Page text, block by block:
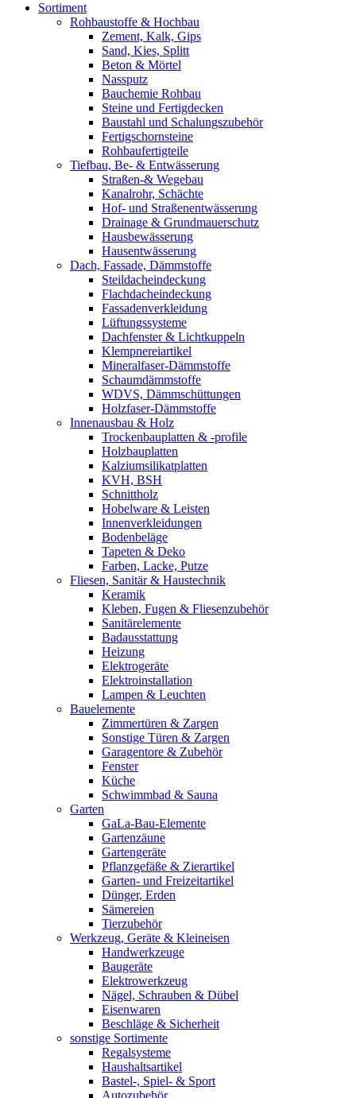
Sortiment
Rohbaustoffe & Hochbau
Zement, Kalk, Gips
Sand, Kies, Splitt
Beton & Mörtel
Nassputz
Bauchemie Rohbau
Steine und Fertigdecken
Baustahl und Schalungszubehör
Fertigschornsteine
Rohbaufertigteile
Tiefbau, Be- & Entwässerung
Straßen-& Wegebau
Kanalrohr, Schächte
Hof- und Straßenentwässerung
Drainage & Grundmauerschutz
Hausbewässerung
Hausentwässerung
Dach, Fassade, Dämmstoffe
Steildacheindeckung
Flachdacheindeckung
Fassadenverkleidung
Lüftungssysteme
Dachfenster & Lichtkuppeln
Klempnereiartikel
Mineralfaser-Dämmstoffe
Schaumdämmstoffe
WDVS, Dämmschüttungen
Holzfaser-Dämmstoffe
Innenausbau & Holz
Trockenbauplatten & -profile
Holzbauplatten
Kalziumsilikatplatten
KVH, BSH
Schnittholz
Hobelware & Leisten
Innenverkleidungen
Bodenbeläge
Tapeten & Deko
Farben, Lacke, Putze
Fliesen, Sanitär & Haustechnik
Keramik
Kleben, Fugen & Fliesenzubehör
Sanitärelemente
Badausstattung
Heizung
Elektrogeräte
Elektroinstallation
Lampen & Leuchten
Bauelemente
Zimmertüren & Zargen
Sonstige Türen & Zargen
Garagentore & Zubehör
Fenster
Küche
Schwimmbad & Sauna
Garten
GaLa-Bau-Elemente
Gartenzäune
Gartengeräte
Pflanzgefäße & Zierartikel
Garten- und Freizeitartikel
Dünger, Erden
Sämereien
Tierzubehör
Werkzeug, Geräte & Kleineisen
Handwerkzeuge
Baugeräte
Elektrowerkzeug
Nägel, Schrauben & Dübel
Eisenwaren
Beschläge & Sicherheit
sonstige Sortimente
Regalsysteme
Haushaltsartikel
Bastel-, Spiel- & Sport
Autozubehör